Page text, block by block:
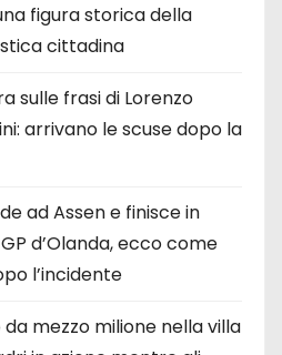
figura storica della
cittadina
sulle frasi di Lorenzo
arrivano le scuse dopo la
ad Assen e finisce in
d’Olanda, ecco come
l’incidente
mezzo milione nella villa